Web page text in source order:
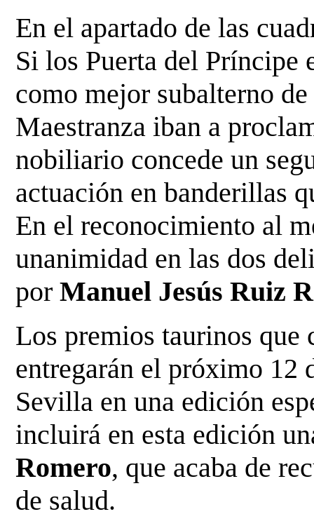
En el apartado de las
Si los Puerta del Príncipe
como mejor subalterno
Maestranza iban a
nobiliario concede un
actuación en banderillas
En el reconocimiento al
unanimidad en las dos
porManuel Jesús Ruiz
Los premios taurinos que
entregarán el próximo 12
Sevilla en una edición
incluirá en esta edición
Romero, que acaba de
de salud.